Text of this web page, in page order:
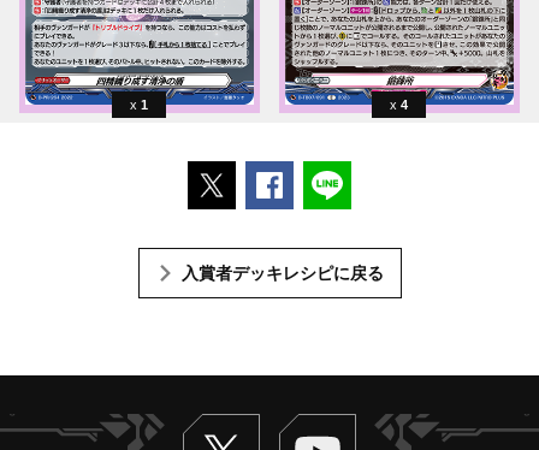
1 4
ポストするFacebookでシェアする
入賞者デッキレシピに戻る
Twitter ヴァンガードch